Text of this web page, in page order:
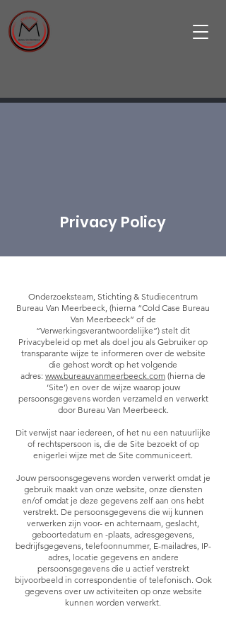
Privacy Policy
Onderzoeksteam, Stichting & Studiecentrum
Bureau Van Meerbeeck, (hierna “Cold Case Bureau
Van Meerbeeck” of de
“Verwerkingsverantwoordelijke”) stelt dit
Privacybeleid op met als doel jou als Gebruiker op
transparante wijze te informeren over de website
die gehost wordt op het volgende
adres: www.bureauvanmeerbeeck.com (hierna de
‘Site’) en over de wijze waarop jouw
persoonsgegevens worden verzameld en verwerkt
door Bureau Van Meerbeeck.
Dit verwijst naar iedereen, of het nu een natuurlijke
of rechtspersoon is, die de Site bezoekt of op
enigerlei wijze met de Site communiceert.
Jouw persoonsgegevens worden verwerkt omdat je
gebruik maakt van onze website, onze diensten
en/of omdat je deze gegevens zelf aan ons hebt
verstrekt. De persoonsgegevens die wij kunnen
verwerken zijn voor- en achternaam, geslacht,
geboortedatum en -plaats, adresgegevens,
bedrijfsgegevens, telefoonnummer, E-mailadres, IP-
adres, locatie gegevens en andere
persoonsgegevens die u actief verstrekt
bijvoorbeeld in correspondentie of telefonisch. Ook
gegevens over uw activiteiten op onze website
kunnen worden verwerkt.